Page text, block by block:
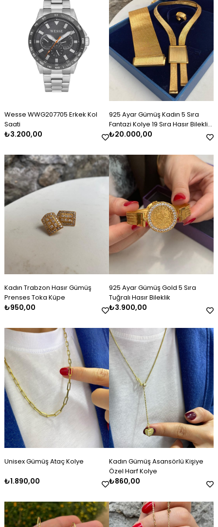
Wesse WWG207705 Erkek Kol
Saati
₺3.200,00
925 Ayar Gümüş Kadın 5 Sıra
Fantazi Kolye 19 Sıra Hasır Bileklik
Set Takım
₺20.000,00
Kadın Trabzon Hasır Gümüş
Prenses Toka Küpe
₺950,00
925 Ayar Gümüş Gold 5 Sıra
Tuğralı Hasır Bileklik
₺3.900,00
Unisex Gümüş Ataç Kolye
₺1.890,00
Kadın Gümüş Asansörlü Kişiye
Özel Harf Kolye
₺860,00